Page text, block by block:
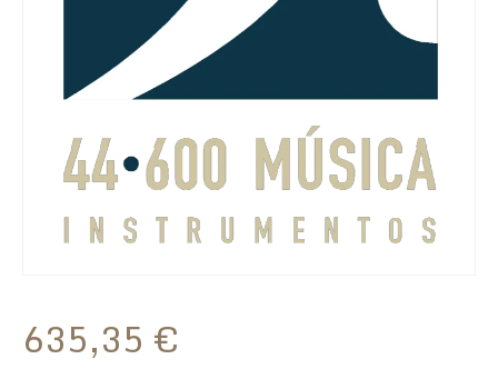
635,35 €